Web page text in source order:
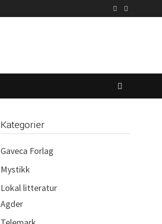
Kategorier
Gaveca Forlag
Mystikk
Lokal litteratur
Agder